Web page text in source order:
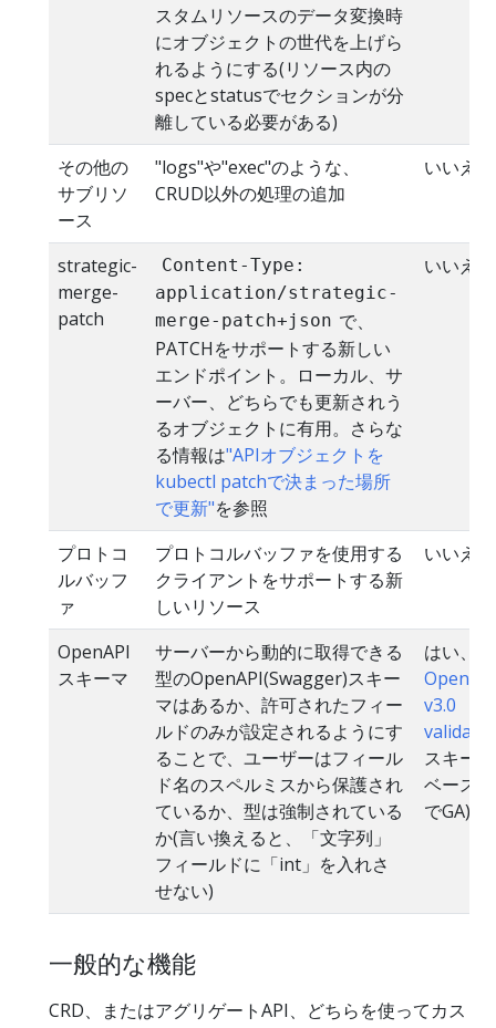
スタムリソースのデータ変換時
にオブジェクトの世代を上げら
れるようにする(リソース内の
specとstatusでセクションが分
離している必要がある)
その他の
サブリソ
ース
"logs"や"exec"のような、
CRUD以外の処理の追加
いいえ
strategic-
merge-
patch
Content-Type:
application/strategic-
merge-patch+json で、
PATCHをサポートする新しい
エンドポイント。ローカル、サ
ーバー、どちらでも更新されう
るオブジェクトに有用。さらな
る情報は"APIオブジェクトを
kubectl patchで決まった場所
で更新"を参照
いいえ
プロトコ
ルバッフ
ァ
プロトコルバッファを使用する
クライアントをサポートする新
しいリソース
いいえ
OpenAPI
スキーマ
サーバーから動的に取得できる
型のOpenAPI(Swagger)スキー
マはあるか、許可されたフィー
ルドのみが設定されるようにす
ることで、ユーザーはフィール
ド名のスペルミスから保護され
ているか、型は強制されている
か(言い換えると、「文字列」
フィールドに「int」を入れさ
せない)
はい、
OpenAPI
v3.0
スキー
ベース
でGA)
一般的な機能
CRD、またはアグリゲートAPI、どちらを使ってカス